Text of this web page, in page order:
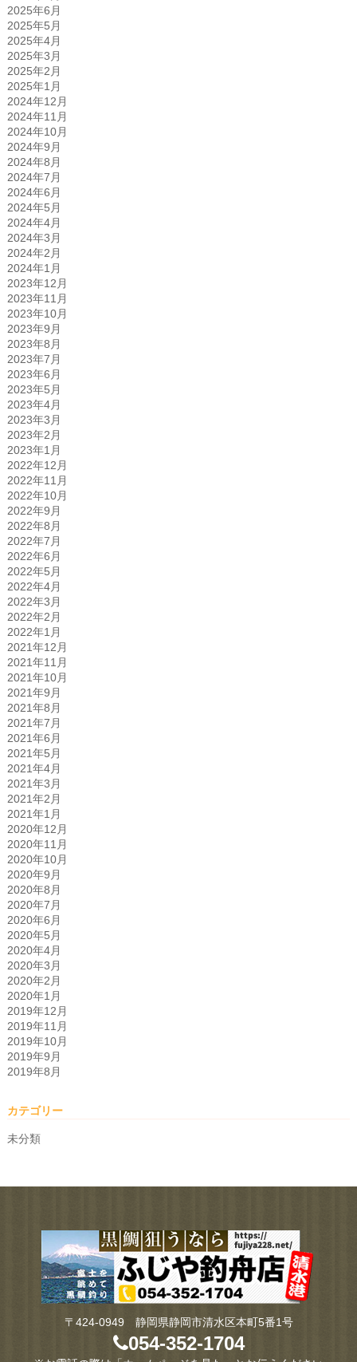
2025年6月
2025年5月
2025年4月
2025年3月
2025年2月
2025年1月
2024年12月
2024年11月
2024年10月
2024年9月
2024年8月
2024年7月
2024年6月
2024年5月
2024年4月
2024年3月
2024年2月
2024年1月
2023年12月
2023年11月
2023年10月
2023年9月
2023年8月
2023年7月
2023年6月
2023年5月
2023年4月
2023年3月
2023年2月
2023年1月
2022年12月
2022年11月
2022年10月
2022年9月
2022年8月
2022年7月
2022年6月
2022年5月
2022年4月
2022年3月
2022年2月
2022年1月
2021年12月
2021年11月
2021年10月
2021年9月
2021年8月
2021年7月
2021年6月
2021年5月
2021年4月
2021年3月
2021年2月
2021年1月
2020年12月
2020年11月
2020年10月
2020年9月
2020年8月
2020年7月
2020年6月
2020年5月
2020年4月
2020年3月
2020年2月
2020年1月
2019年12月
2019年11月
2019年10月
2019年9月
2019年8月
カテゴリー
未分類
〒424-0949 静岡県静岡市清水区本町5番1号
054-352-1704